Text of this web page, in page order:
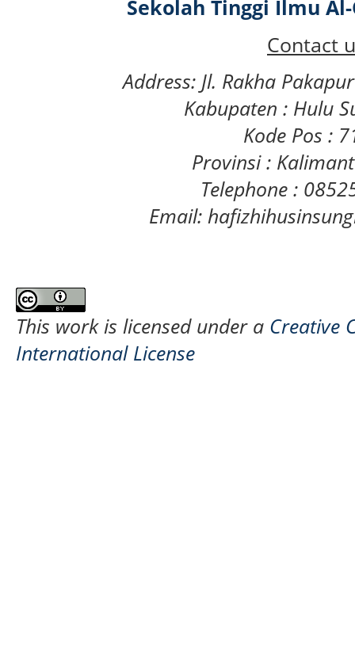
Sekolah Tinggi Ilmu
Contact
Address: Jl. Rakha
Kabupaten : Hulu
Kode Pos :
Provinsi :
Telephone :
Email:
This work is licensed under a Creative
International License